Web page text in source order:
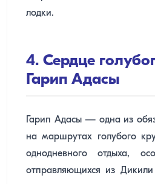
лодки.
4. Сердце
Гарип Адасы
Гарип Адасы — одна из
на маршрутах голубого
однодневного отдыха,
отправляющихся из